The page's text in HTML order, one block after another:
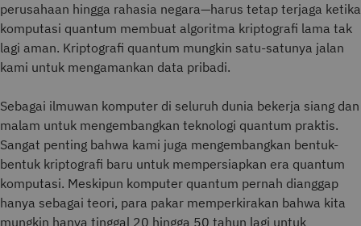
perusahaan hingga rahasia negara—harus tetap terjaga ketika
komputasi quantum membuat algoritma kriptografi lama tak
lagi aman. Kriptografi quantum mungkin satu-satunya jalan
kami untuk mengamankan data pribadi.
Sebagai ilmuwan komputer di seluruh dunia bekerja siang dan
malam untuk mengembangkan teknologi quantum praktis.
Sangat penting bahwa kami juga mengembangkan bentuk-
bentuk kriptografi baru untuk mempersiapkan era quantum
komputasi. Meskipun komputer quantum pernah dianggap
hanya sebagai teori, para pakar memperkirakan bahwa kita
mungkin hanya tinggal 20 hingga 50 tahun lagi untuk